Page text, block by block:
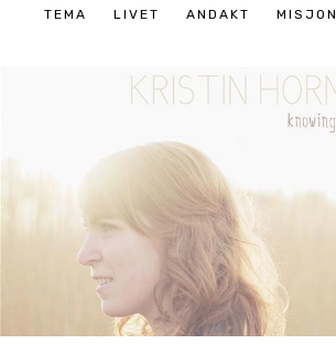
TEMA LIVET ANDAKT MISJON